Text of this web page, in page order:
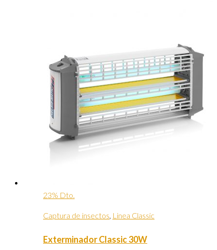
23% Dto.
Captura de insectos, Linea Classic
Exterminador Classic 30W